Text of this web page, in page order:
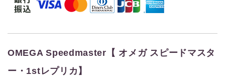
OMEGA Speedmaster【 オメガ スピードマスタ
ー・1stレプリカ】